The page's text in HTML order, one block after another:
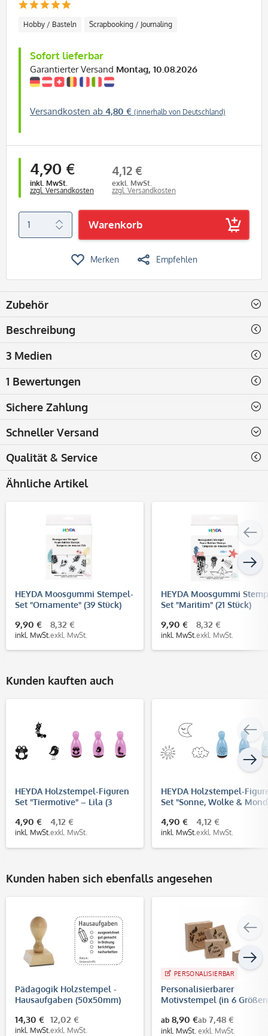
Hobby / Basteln Scrapbooking / Journaling
Sofort lieferbar
Garantierter Versand Montag, 10.08.2026
Versandkosten ab 4,80 € (innerhalb von Deutschland)
4,90 €
inkl. MwSt.
zzgl. Versandkosten
4,12 €
exkl. MwSt.
zzgl. Versandkosten
Warenkorb
Merken Empfehlen
Zubehör
Beschreibung
3 Medien
1 Bewertungen
Sichere Zahlung
Schneller Versand
Qualität & Service
Ähnliche Artikel
HEYDA Moosgummi Stempel-
Set "Ornamente" (39 Stück)
9,90 €
inkl. MwSt.
8,32 €
exkl. MwSt.
HEYDA Moosgummi
Set "Maritim" (21 Stück)
9,90 €
inkl. MwSt.
8,32 €
exkl. MwSt.
Kunden kauften auch
HEYDA Holzstempel-Figuren
Set "Tiermotive" – Lila (3
4,90 €
inkl. MwSt.
4,12 €
exkl. MwSt.
HEYDA Holzstempel-
Set "Sonne, Wolke &
4,90 €
inkl. MwSt.
4,12 €
exkl. MwSt.
Kunden haben sich ebenfalls angesehen
Pädagogik Holzstempel -
Hausaufgaben (50x50mm)
14,30 €
inkl. MwSt.
12,02 €
exkl. MwSt.
PERSONALISIERBAR
Personalisierbarer
Motivstempel (in 6
ab 8,90 €
inkl. MwSt.
ab 7,48 €
exkl. MwSt.